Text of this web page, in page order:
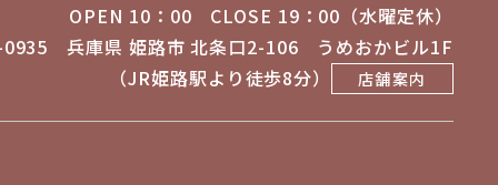
OPEN 10：00 CLOSE 19：00（水曜定休）
0935兵庫県 姫路市 北条口2-106 うめおかビル1F
（JR姫路駅より徒歩8分）
店舗案内